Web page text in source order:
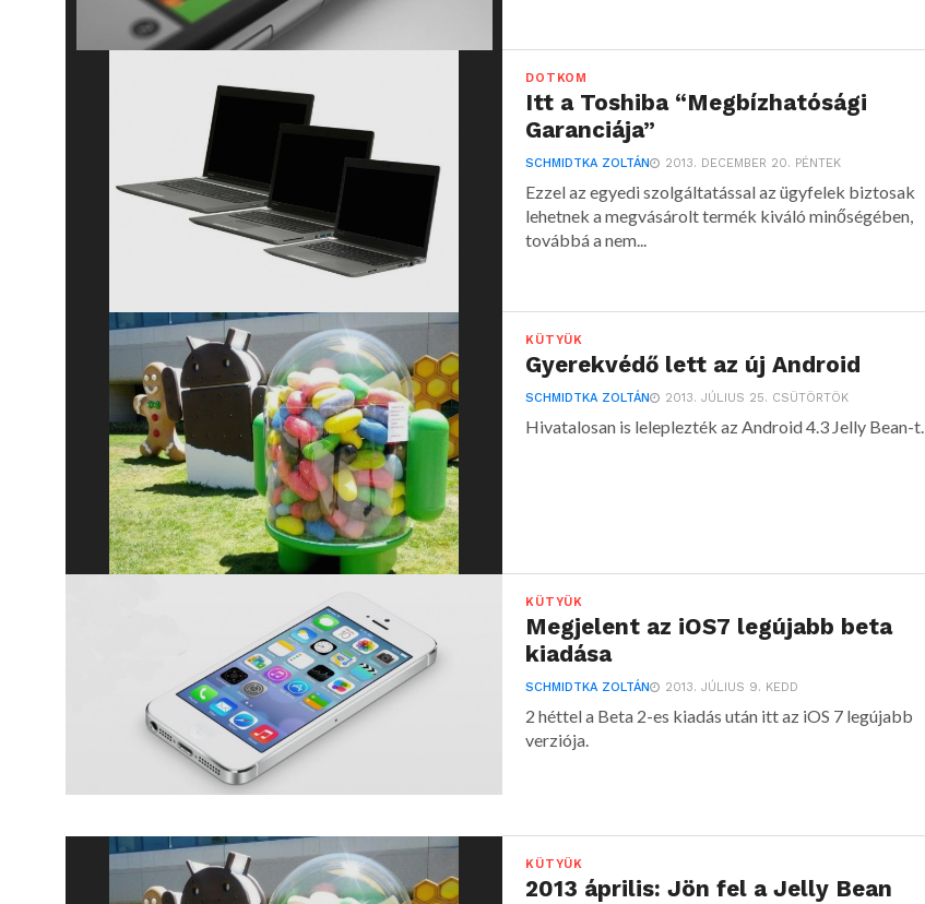
DOTKOM
Itt a Toshiba “Megbízhatósági
Garanciája”
SCHMIDTKA ZOLTÁN 2013. DECEMBER 20. PÉNTEK
Ezzel az egyedi szolgáltatással az ügyfelek biztosak
lehetnek a megvásárolt termék kiváló minőségében,
továbbá a nem...
KÜTYÜK
Gyerekvédő lett az új Android
SCHMIDTKA ZOLTÁN 2013. JÚLIUS 25. CSÜTÖRTÖK
Hivatalosan is leleplezték az Android 4.3 Jelly Bean-t.
KÜTYÜK
Megjelent az iOS7 legújabb beta
kiadása
SCHMIDTKA ZOLTÁN 2013. JÚLIUS 9. KEDD
2 héttel a Beta 2-es kiadás után itt az iOS 7 legújabb
verziója.
KÜTYÜK
2013 április: Jön fel a Jelly Bean